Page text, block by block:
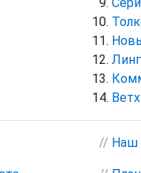
// Наш